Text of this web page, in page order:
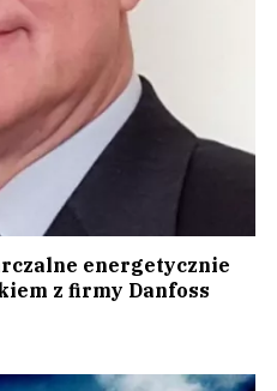
energetycznie
z firmy Danfoss